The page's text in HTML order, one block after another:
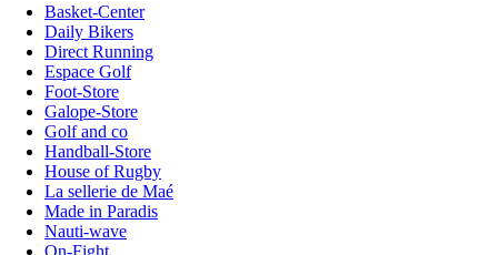
Basket-Center
Daily Bikers
Direct Running
Espace Golf
Foot-Store
Galope-Store
Golf and co
Handball-Store
House of Rugby
La sellerie de Maé
Made in Paradis
Nauti-wave
On-Fight